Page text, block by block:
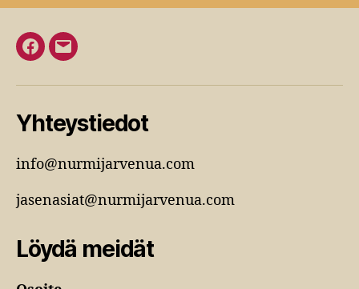
FacebookSähköposti
Yhteystiedot
info@nurmijarvenua.com
jasenasiat@nurmijarvenua.com
Löydä meidät